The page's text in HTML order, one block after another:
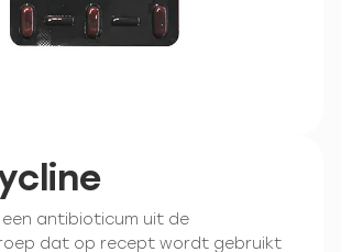
een antibioticum uit de
dat op recept wordt gebruikt